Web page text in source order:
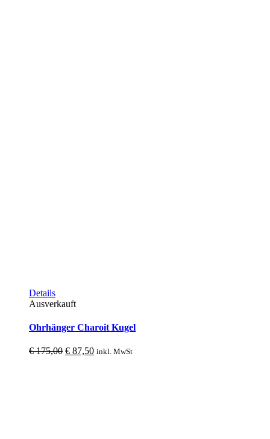
Details
Ausverkauft
Ohrhänger Charoit Kugel
€175,00 Ursprünglicher
€ 87,50Aktueller
inkl. MwSt